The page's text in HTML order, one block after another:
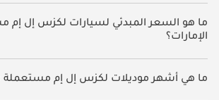
أرخص سيارة بناءً على القوائم المتاحة حالياً هي لكزس LM 350h.
ما هو السعر المبدئي لسيارات لكزس إل إم
الإمارات؟
يبدأ سعر سيارات لكزس إل إم مستعملة في الإمارات
ما هي أشهر موديلات لكزس إل إم مستعملة